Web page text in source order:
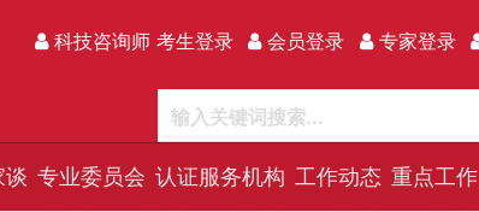
科技咨询师 考生登录 会员登录 专家登录
谈 专业委员会 认证服务机构 工作动态 重点工作